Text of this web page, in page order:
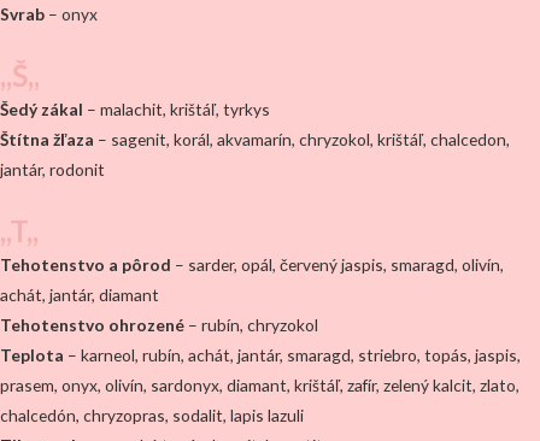
Svrab – onyx
,,Š,,
Šedý zákal – malachit, krištáľ, tyrkys
Štítna žľaza – sagenit, korál, akvamarín, chryzokol, krištáľ, chalcedon,
jantár, rodonit
,,T,,
Tehotenstvo a pôrod – sarder, opál, červený jaspis, smaragd, olivín,
achát, jantár, diamant
Tehotenstvo ohrozené – rubín, chryzokol
Teplota – karneol, rubín, achát, jantár, smaragd, striebro, topás, jaspis,
prasem, onyx, olivín, sardonyx, diamant, krištáľ, zafír, zelený kalcit, zlato,
chalcedón, chryzopras, sodalit, lapis lazuli